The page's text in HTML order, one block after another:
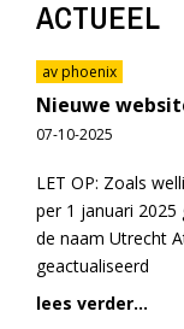
ACTUEEL
av phoenix
Nieuwe
07-10-2025
LET OP: Zoals
per 1 januari
de naam Utrecht
geactualiseerd
lees verder...